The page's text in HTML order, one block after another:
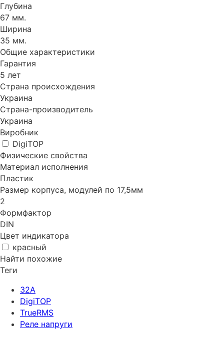
Глубина
67 мм.
Ширина
35 мм.
Общие характеристики
Гарантия
5 лет
Страна происхождения
Украина
Страна-производитель
Украина
Виробник
DigiTOP
Физические свойства
Материал исполнения
Пластик
Размер корпуса, модулей по 17,5мм
2
Формфактор
DIN
Цвет индикатора
красный
Найти похожие
Теги
32A
DigiTOP
TrueRMS
Реле напруги